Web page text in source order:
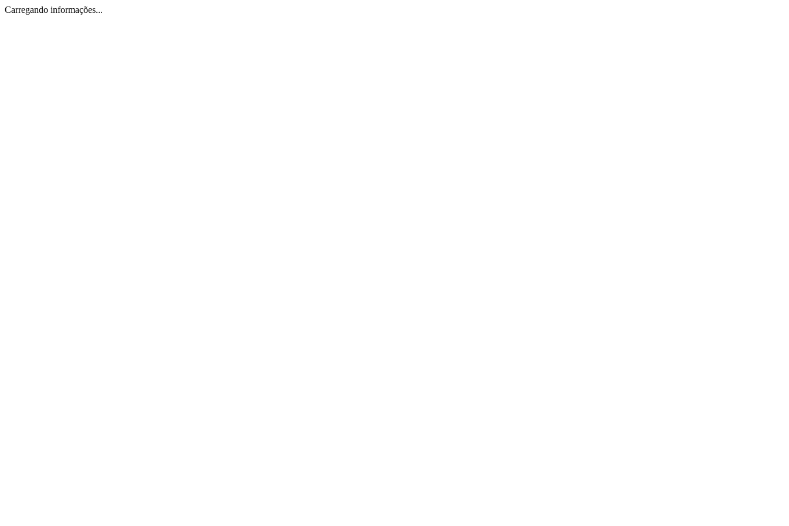
Carregando informações...